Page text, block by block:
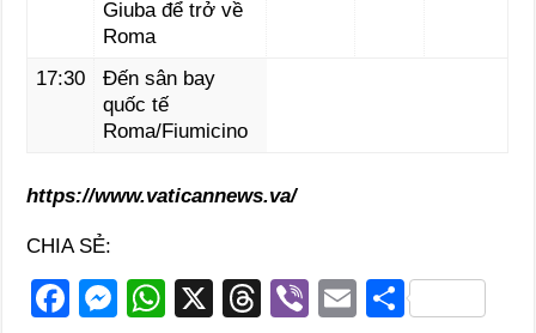
Giuba để trở về
Roma
17:30
Đến sân bay
quốc tế
Roma/Fiumicino
https://www.vaticannews.va/
CHIA SẺ:
F
M
W
X
T
Vi
E S